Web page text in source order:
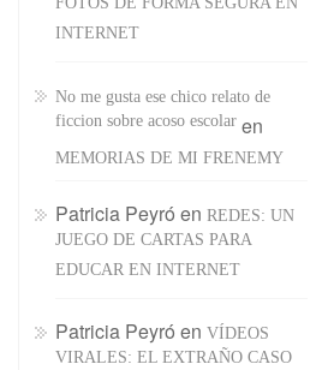
FOTOS DE FORMA SEGURA EN
INTERNET
No me gusta ese chico relato de
ficcion sobre acoso escolaren
MEMORIAS DE MI FRENEMY
Patricia Peyró en REDES: UN
JUEGO DE CARTAS PARA
EDUCAR EN INTERNET
Patricia Peyró en VÍDEOS
VIRALES: EL EXTRAÑO CASO